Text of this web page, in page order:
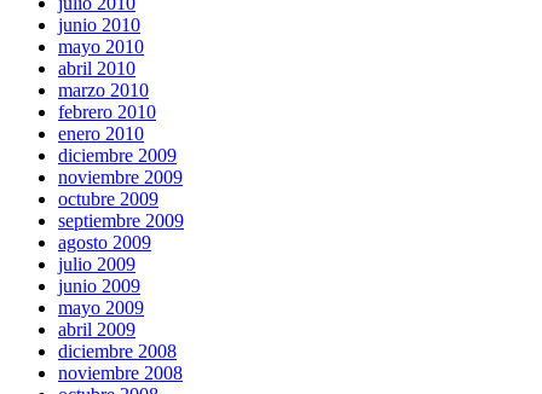
junio 2010
mayo 2010
abril 2010
marzo 2010
febrero 2010
enero 2010
diciembre 2009
noviembre 2009
octubre 2009
septiembre 2009
agosto 2009
julio 2009
junio 2009
mayo 2009
abril 2009
diciembre 2008
noviembre 2008